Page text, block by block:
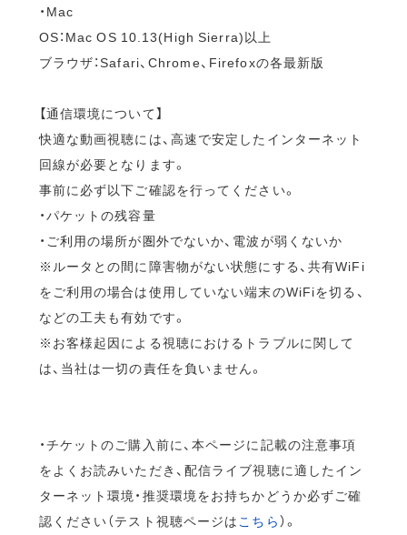
・Mac
OS：Mac OS 10.13(High Sierra)以上
ブラウザ：Safari、Chrome、Firefoxの各最新版
【通信環境について】
快適な動画視聴には、高速で安定したインターネット
回線が必要となります。
事前に必ず以下ご確認を行ってください。
・パケットの残容量
・ご利用の場所が圏外でないか、電波が弱くないか
※ルータとの間に障害物がない状態にする、共有WiFi
をご利用の場合は使用していない端末のWiFiを切る、
などの工夫も有効です。
※お客様起因による視聴におけるトラブルに関して
は、当社は一切の責任を負いません。
・チケットのご購入前に、本ページに記載の注意事項
をよくお読みいただき、配信ライブ視聴に適したイン
ターネット環境・推奨環境をお持ちかどうか必ずご確
認ください（テスト視聴ページは こちら）。